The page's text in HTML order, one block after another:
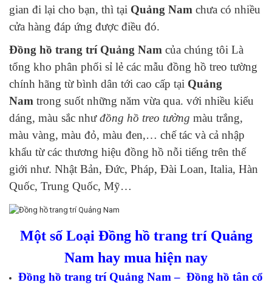
gian đi lại cho bạn, thì tại Quảng Nam chưa có nhiều
cửa hàng đáp ứng được điều đó.
Đồng hồ trang trí Quảng Nam của chúng tôi Là
tổng kho phân phối sỉ lẻ các mẫu đồng hồ treo tường
chính hãng từ bình dân tới cao cấp tại Quảng
Nam trong suốt những năm vừa qua. với nhiều kiểu
dáng, màu sắc nhưđồng hồ treo tường màu trắng,
màu vàng, màu đỏ, màu đen,… chế tác và cả nhập
khẩu từ các thương hiệu đồng hồ nỗi tiếng trên thế
giới như. Nhật Bản, Đức, Pháp, Đài Loan, Italia, Hàn
Quốc, Trung Quốc, Mỹ…
Một số Loại Đồng hồ trang trí Quảng
Nam hay mua hiện nay
Đồng hồ trang trí Quảng Nam – Đồng hồ tân cổ